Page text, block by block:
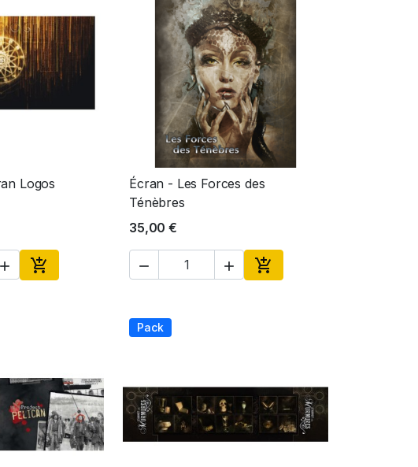
rapide
Logos
 
Ajouter au panier
 Aperçu rapide
Écran - Les Forces des
Ténèbres
35,00 €
  
Ajouter au panier
Pack